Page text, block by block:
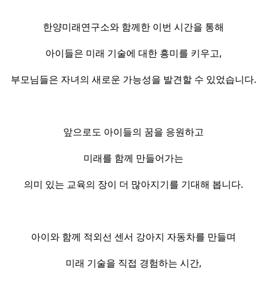
한양미래연구소와 함께한 이번 시간을 통해
아이들은 미래 기술에 대한 흥미를 키우고,
부모님들은 자녀의 새로운 가능성을 발견할 수 있었습니다.
앞으로도 아이들의 꿈을 응원하고
미래를 함께 만들어가는
의미 있는 교육의 장이 더 많아지기를 기대해 봅니다.
아이와 함께 적외선 센서 강아지 자동차를 만들며
미래 기술을 직접 경험하는 시간,